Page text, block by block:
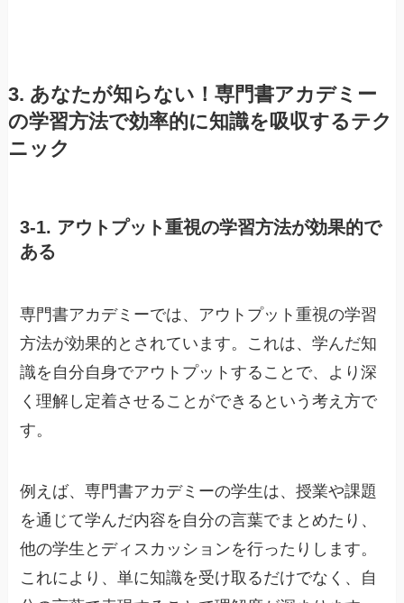
3. あなたが知らない！専門書アカデミー
の学習方法で効率的に知識を吸収するテク
ニック
3-1. アウトプット重視の学習方法が効果的で
ある
専門書アカデミーでは、アウトプット重視の学習
方法が効果的とされています。これは、学んだ知
識を自分自身でアウトプットすることで、より深
く理解し定着させることができるという考え方で
す。
例えば、専門書アカデミーの学生は、授業や課題
を通じて学んだ内容を自分の言葉でまとめたり、
他の学生とディスカッションを行ったりします。
これにより、単に知識を受け取るだけでなく、自